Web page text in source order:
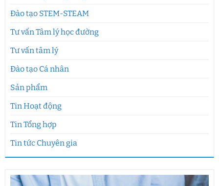
Đào tạo STEM-STEAM
Tư vấn Tâm lý học đường
Tư vấn tâm lý
Đào tạo Cá nhân
Sản phẩm
Tin Hoạt động
Tin Tổng hợp
Tin tức Chuyên gia